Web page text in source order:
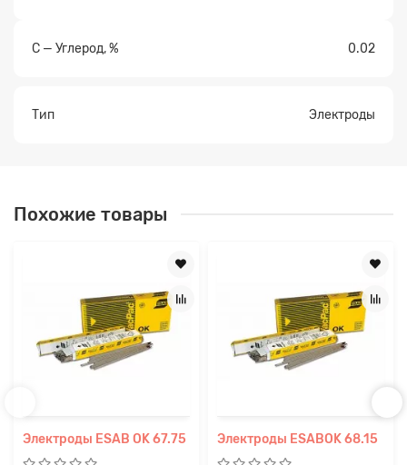
C — Углерод, % 0.02
Тип Электроды
Похожие товары
Электроды ESAB OK 67.75 Электроды ESABOK 68.15